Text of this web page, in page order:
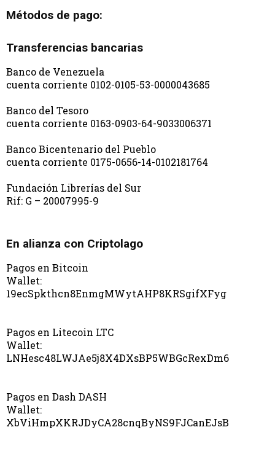
Métodos de pago:
Transferencias bancarias
Banco de Venezuela
cuenta corriente 0102-0105-53-0000043685
Banco del Tesoro
cuenta corriente 0163-0903-64-9033006371
Banco Bicentenario del Pueblo
cuenta corriente 0175-0656-14-0102181764
Fundación Librerías del Sur
Rif: G – 20007995-9
En alianza con Criptolago
Pagos en Bitcoin
Wallet:
19ecSpkthcn8EnmgMWytAHP8KRSgifXFyg
Pagos en Litecoin LTC
Wallet:
LNHesc48LWJAe5j8X4DXsBP5WBGcRexDm6
Pagos en Dash DASH
Wallet:
XbViHmpXKRJDyCA28cnqByNS9FJCanEJsB